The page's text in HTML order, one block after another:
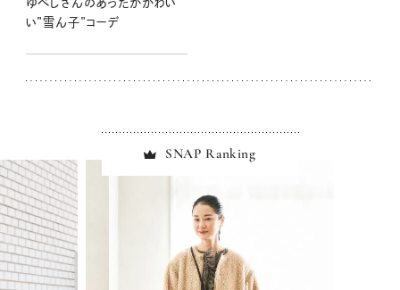
ゆべしさんのあったかかわい
い”雪ん子”コーデ
SNAP Ranking